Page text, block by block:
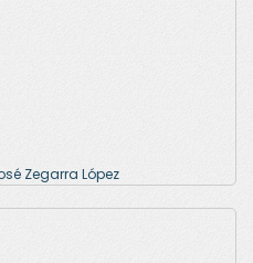
Zegarra López